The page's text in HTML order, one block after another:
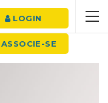
LOGIN
ASSOCIE-SE